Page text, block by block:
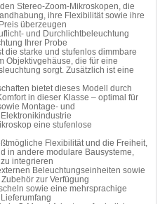
Stereo-Zoom-Mikroskopen, die
ihre Flexibilität sowie ihre
überzeugen
und Durchlichtbeleuchtung
Ihrer Probe
die starke und stufenlos dimmbare
Objektivgehäuse, die für eine
sorgt. Zusätzlich ist eine
bietet dieses Modell durch
in dieser Klasse – optimal für
Montage- und
eine stufenlose
Flexibilität und die Freiheit,
in andere modulare Bausysteme,
integrieren
Beleuchtungseinheiten sowie
zur Verfügung
sowie eine mehrsprachige